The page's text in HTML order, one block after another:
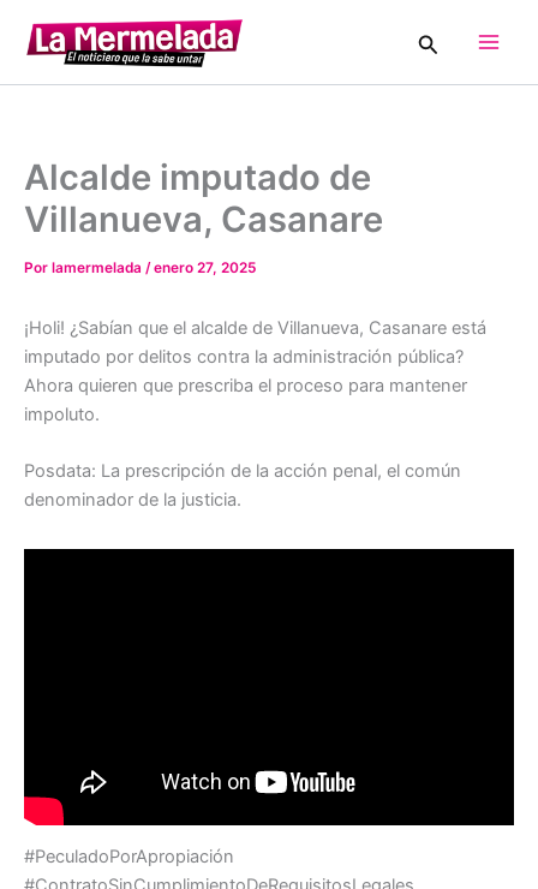
contenido
Buscar
Alcalde imputado de
Villanueva, Casanare
Por lamermelada /enero 27, 2025
¡Holi! ¿Sabían que el alcalde de Villanueva, Casanare está
imputado por delitos contra la administración pública?
Ahora quieren que prescriba el proceso para mantener
impoluto.
Posdata: La prescripción de la acción penal, el común
denominador de la justicia.
#PeculadoPorApropiación